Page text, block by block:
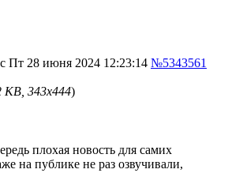
Пт 28 июня 2024 12:23:14 №5343561
KB, 343x444)
плохая новость для самих
на публике не раз озвучивали,